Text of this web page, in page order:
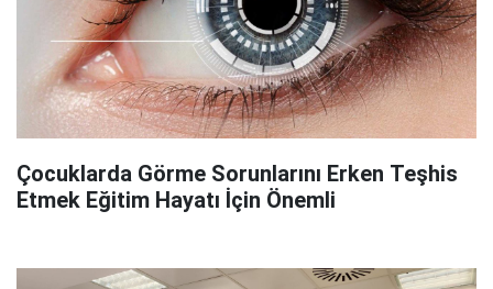
Çocuklarda Görme Sorunlarını Erken Teşhis
Etmek Eğitim Hayatı İçin Önemli